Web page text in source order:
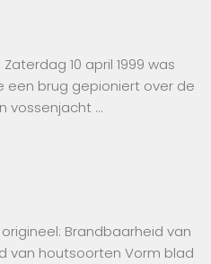
10 april 1999 was
een brug gepioniert over de
vossenjacht …
Brandbaarheid van
van houtsoorten Vorm blad